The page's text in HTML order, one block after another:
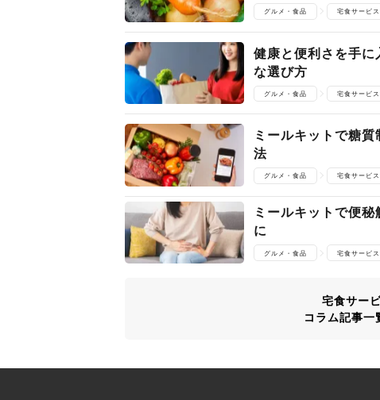
グルメ・食品 宅食サービス
健康と便利さを手
な選び方
グルメ・食品 宅食サービス
ミールキットで糖
法
グルメ・食品 宅食サービス
ミールキットで便
に
グルメ・食品 宅食サービス
宅食サー
コラム記事一